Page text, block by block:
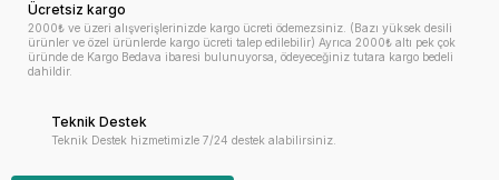
Ücretsiz kargo
2000₺ ve üzeri alışverişlerinizde kargo ücreti ödemezsiniz. (Bazı yüksek desili
ürünler ve özel ürünlerde kargo ücreti talep edilebilir) Ayrıca 2000₺ altı pek çok
üründe de Kargo Bedava ibaresi bulunuyorsa, ödeyeceğiniz tutara kargo bedeli
dahildir.
Teknik Destek
Teknik Destek hizmetimizle 7/24 destek alabilirsiniz.